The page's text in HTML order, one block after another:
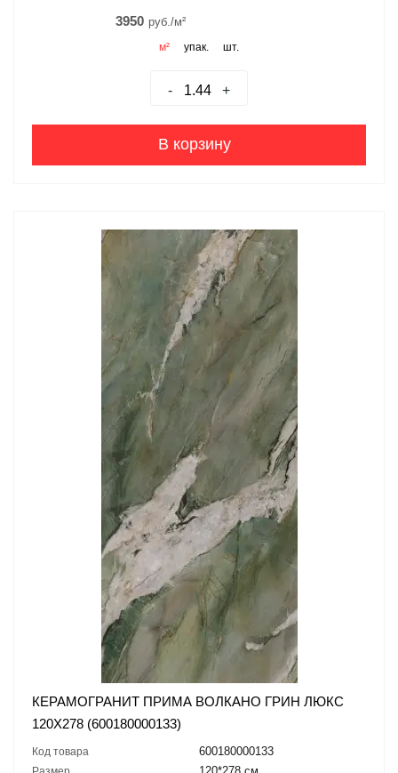
3950 руб./м²
м² упак. шт.
- +
В корзину
КЕРАМОГРАНИТ ПРИМА ВОЛКАНО ГРИН ЛЮКС
120X278 (600180000133)
Код товара 600180000133